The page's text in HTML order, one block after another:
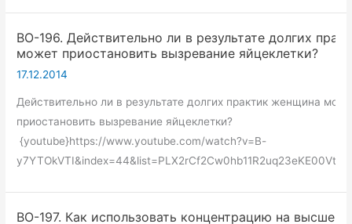
ВО-196. Действительно ли в результате долгих
может приостановить вызревание яйцеклетки?
17.12.2014
Действительно ли в результате долгих практик женщина
приостановить вызревание яйцеклетки?
{youtube}https://www.youtube.com/watch?v=B-
ВО-197. Как использовать концентрацию на высшем